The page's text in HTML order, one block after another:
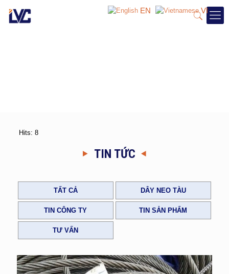
Hits: 8
TIN TỨC
TẤT CẢ DÂY NEO TÀU
TIN CÔNG TY TIN SẢN PHẨM
TƯ VẤN
EN VI